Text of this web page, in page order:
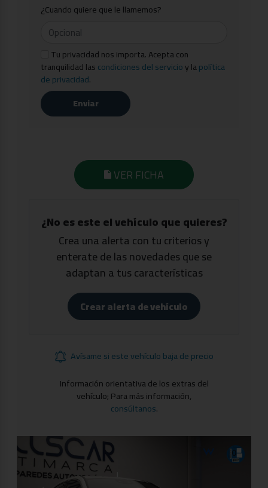
¿Cuando quiere que le llamemos?
Tu privacidad nos importa. Acepta con
tranquilidad lascondiciones del servicioy lapolítica
de privacidad.
Enviar
VER FICHA
¿No es este el vehículo que quieres?
Crea una alerta con tu criterios y
enterate de las novedades que se
adaptan a tus características
Crear alerta de vehículo
Avísame si este vehículo baja de precio
Información orientativa de los extras del
vehículo; Para más información,
consúltanos.